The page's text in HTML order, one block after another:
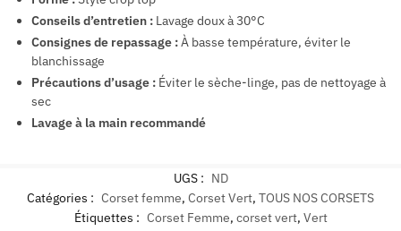
Conseils d’entretien : Lavage doux à 30°C
Consignes de repassage :À basse température, éviter le
blanchissage
Précautions d’usage : Éviter le sèche-linge, pas de nettoyage à
sec
Lavage à la main recommandé
UGS : ND
Catégories : Corset femme, Corset Vert, TOUS NOS CORSETS
Étiquettes : Corset Femme, corset vert, Vert